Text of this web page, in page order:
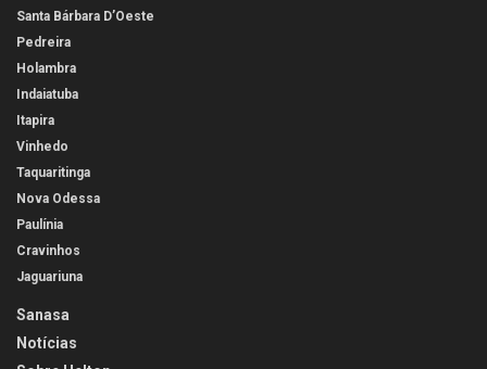
Santa Bárbara D’Oeste
Pedreira
Holambra
Indaiatuba
Itapira
Vinhedo
Taquaritinga
Nova Odessa
Paulínia
Cravinhos
Jaguariuna
Sanasa
Notícias